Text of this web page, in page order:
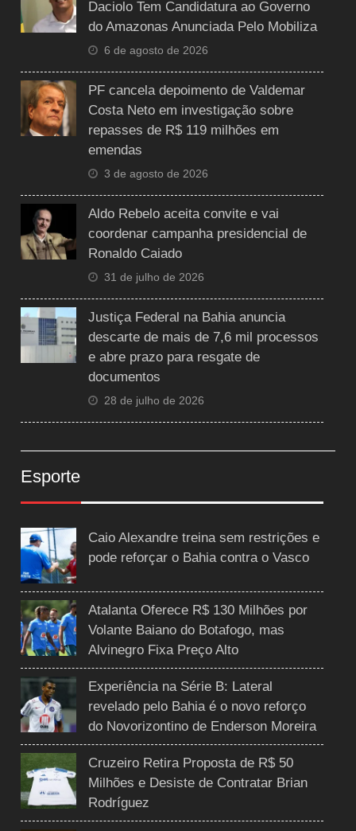
Daciolo Tem Candidatura ao Governo
do Amazonas Anunciada Pelo Mobiliza
6 de agosto de 2026
PF cancela depoimento de Valdemar
Costa Neto em investigação sobre
repasses de R$ 119 milhões em
emendas
3 de agosto de 2026
Aldo Rebelo aceita convite e vai
coordenar campanha presidencial de
Ronaldo Caiado
31 de julho de 2026
Justiça Federal na Bahia anuncia
descarte de mais de 7,6 mil processos
e abre prazo para resgate de
documentos
28 de julho de 2026
Esporte
Caio Alexandre treina sem restrições e
pode reforçar o Bahia contra o Vasco
Atalanta Oferece R$ 130 Milhões por
Volante Baiano do Botafogo, mas
Alvinegro Fixa Preço Alto
Experiência na Série B: Lateral
revelado pelo Bahia é o novo reforço
do Novorizontino de Enderson Moreira
Cruzeiro Retira Proposta de R$ 50
Milhões e Desiste de Contratar Brian
Rodríguez